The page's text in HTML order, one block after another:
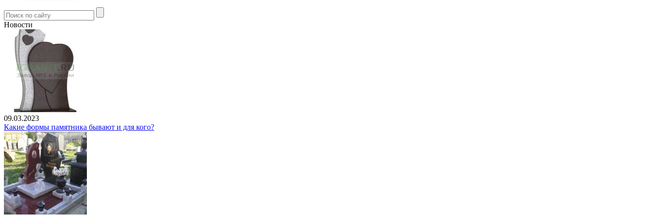
Новости
09.03.2023
Какие формы памятника бывают и для кого?